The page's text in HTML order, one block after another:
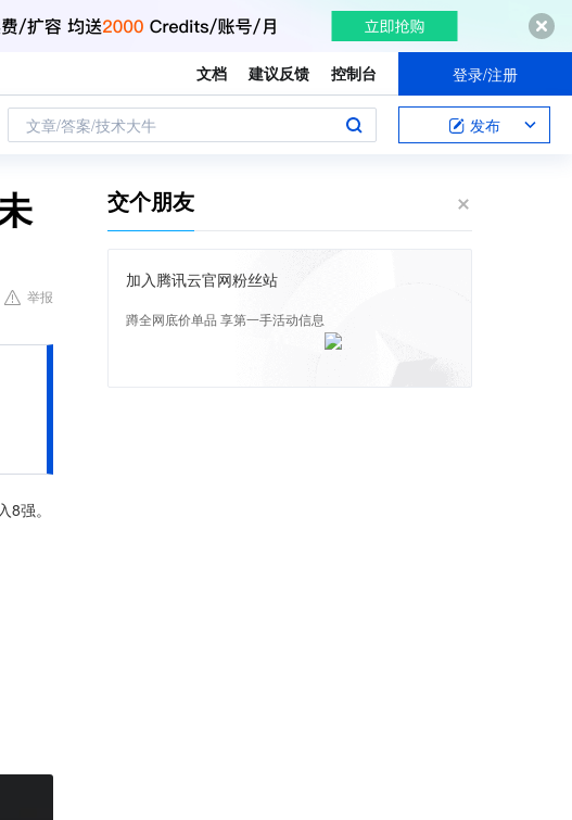
文档 建议反馈 控制台 登录/注册
文章/答案/技术大牛 发布
举报
强。
交个朋友
加入腾讯云官网粉丝站
蹲全网底价单品 享第一手活动信息